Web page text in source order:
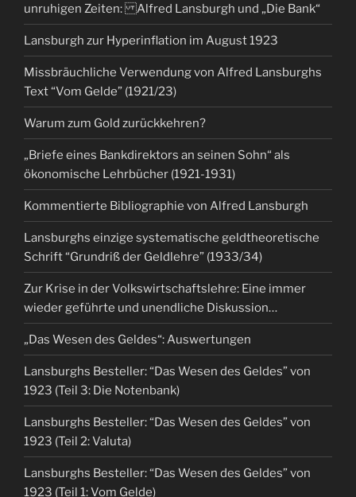
unruhigen Zeiten: Alfred Lansburgh und „Die Bank“
Lansburgh zur Hyperinflation im August 1923
Missbräuchliche Verwendung von Alfred Lansburghs
Text “Vom Gelde” (1921/23)
Warum zum Gold zurückkehren?
„Briefe eines Bankdirektors an seinen Sohn“ als
ökonomische Lehrbücher (1921-1931)
Kommentierte Bibliographie von Alfred Lansburgh
Lansburghs einzige systematische geldtheoretische
Schrift “Grundriß der Geldlehre” (1933/34)
Zur Krise in der Volkswirtschaftslehre: Eine immer
wieder geführte und unendliche Diskussion…
„Das Wesen des Geldes“: Auswertungen
Lansburghs Besteller: “Das Wesen des Geldes” von
1923 (Teil 3: Die Notenbank)
Lansburghs Besteller: “Das Wesen des Geldes” von
1923 (Teil 2: Valuta)
Lansburghs Besteller: “Das Wesen des Geldes” von
1923 (Teil 1: Vom Gelde)